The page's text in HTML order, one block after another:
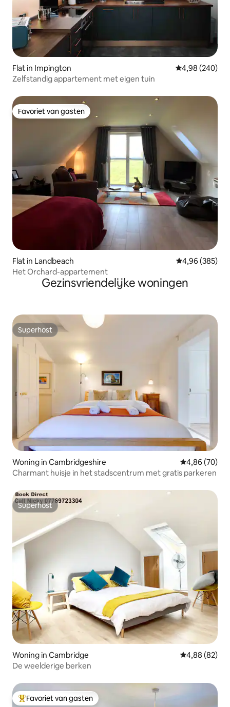
Flat in Impington Gemiddelde
4,98 (240)
Zelfstandig appartement met eigen tuin
Favoriet van gasten
Favoriet van gasten
Flat in Landbeach Gemiddelde
4,96 (385)
Het Orchard-appartement
Gezinsvriendelijke woningen
Superhost
Superhost
Woning in Cambridgeshire Gemiddelde
4,86 (70)
Charmant huisje in het stadscentrum met gratis parkeren
Superhost
Superhost
Woning in Cambridge Gemiddelde
4,88 (82)
De weelderige berken
Topfavoriet van gasten
Favoriet van gasten